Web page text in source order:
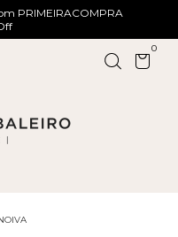
PRIMEIRACOMPRA
0